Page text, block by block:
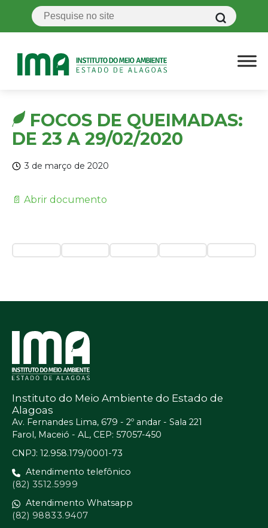
FOCOS DE QUEIMADAS:
DE 23 A 29/02/2020
3 de março de 2020
📄 Abrir documento
Instituto do Meio Ambiente do Estado de
Alagoas
Av. Fernandes Lima, 679 - 2º andar - Sala 221
Farol, Maceió - AL, CEP: 57057-450
CNPJ: 12.958.179/0001-73
Atendimento telefônico
(82) 3512.5999
Atendimento Whatsapp
(82) 98833.9407